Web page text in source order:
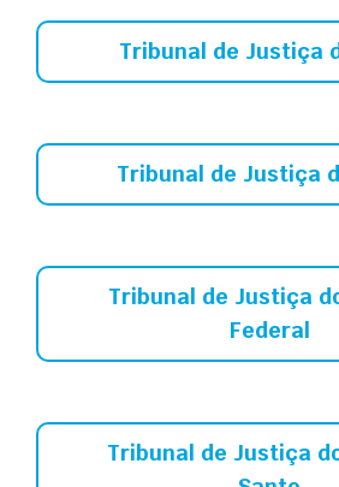
Tribunal de Justiça
Tribunal de Justiça
Tribunal de Justiça
Federal
Tribunal de Justiça